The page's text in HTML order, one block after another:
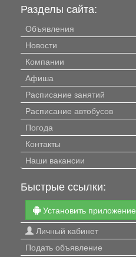
Разделы сайта:
Объявления
Новости
Компании
Афиша
Расписание занятий
Расписание автобусов
Погода
Контакты
Наши вакансии
Быстрые ссылки:
Установить приложение
Личный кабинет
Подать объявление